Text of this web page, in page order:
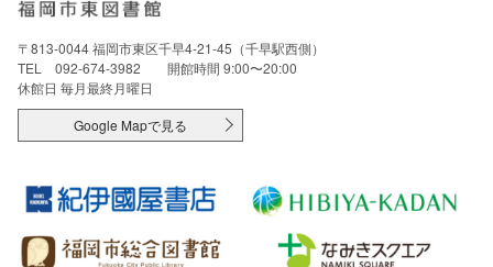
〒813-0044 福岡市東区千早4-21-45（千早駅西側）
TEL 092-674-3982 開館時間 9:00〜20:00
休館日 毎月最終月曜日
Google Mapで見る